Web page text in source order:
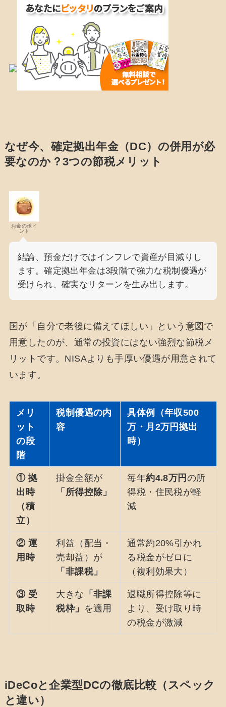
なぜ今、確定拠出年金（DC）の併用が必
要なのか？3つの節税メリット
お金のポイ
ント
結論、預金だけではインフレで資産が目減りし
ます。確定拠出年金は3段階で強力な税制優遇が
受けられ、確実なリターンを生み出します。
国が「自分で老後に備えてほしい」という意図で
用意したのが、通常の投資にはない強烈な節税メ
リットです。NISAよりも手厚い優遇が用意されて
います。
メリ
ット
の段
階
税制優遇の内
容
具体例（年収500
万・月2万円拠出
時）
① 拠
出時
（積
立）
掛金全額が
「所得控除」
毎年約4.8万円 の所
得税・住民税が軽
減
② 運
用時
利益（配当・
売却益）が
「非課税」
通常約20%引かれ
る税金がゼロに
（複利効果大）
③ 受
取時
大きな 「非課
税枠」
を適用
退職所得控除等に
より、受け取り時
の税金が激減
iDeCoと企業型DCの徹底比較（スペック
と違い）